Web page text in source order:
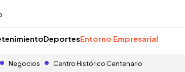
DeportesEntorno Empresarial
Negocios Centro Histórico Centenario